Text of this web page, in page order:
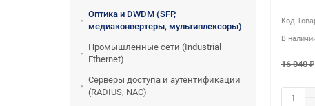
Оптика и DWDM (SFP,
медиаконвертеры, мультиплексоры)
Промышленные сети (Industrial
Ethernet)
Серверы доступа и аутентификации
(RADIUS, NAC)
16 040 ₽